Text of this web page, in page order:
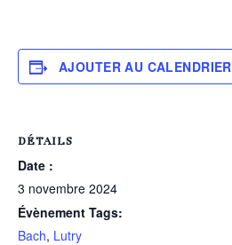
AJOUTER AU CALENDRIER
DÉTAILS
Date :
3 novembre 2024
Évènement Tags:
Bach, Lutry